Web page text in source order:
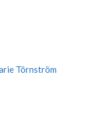
Törnström